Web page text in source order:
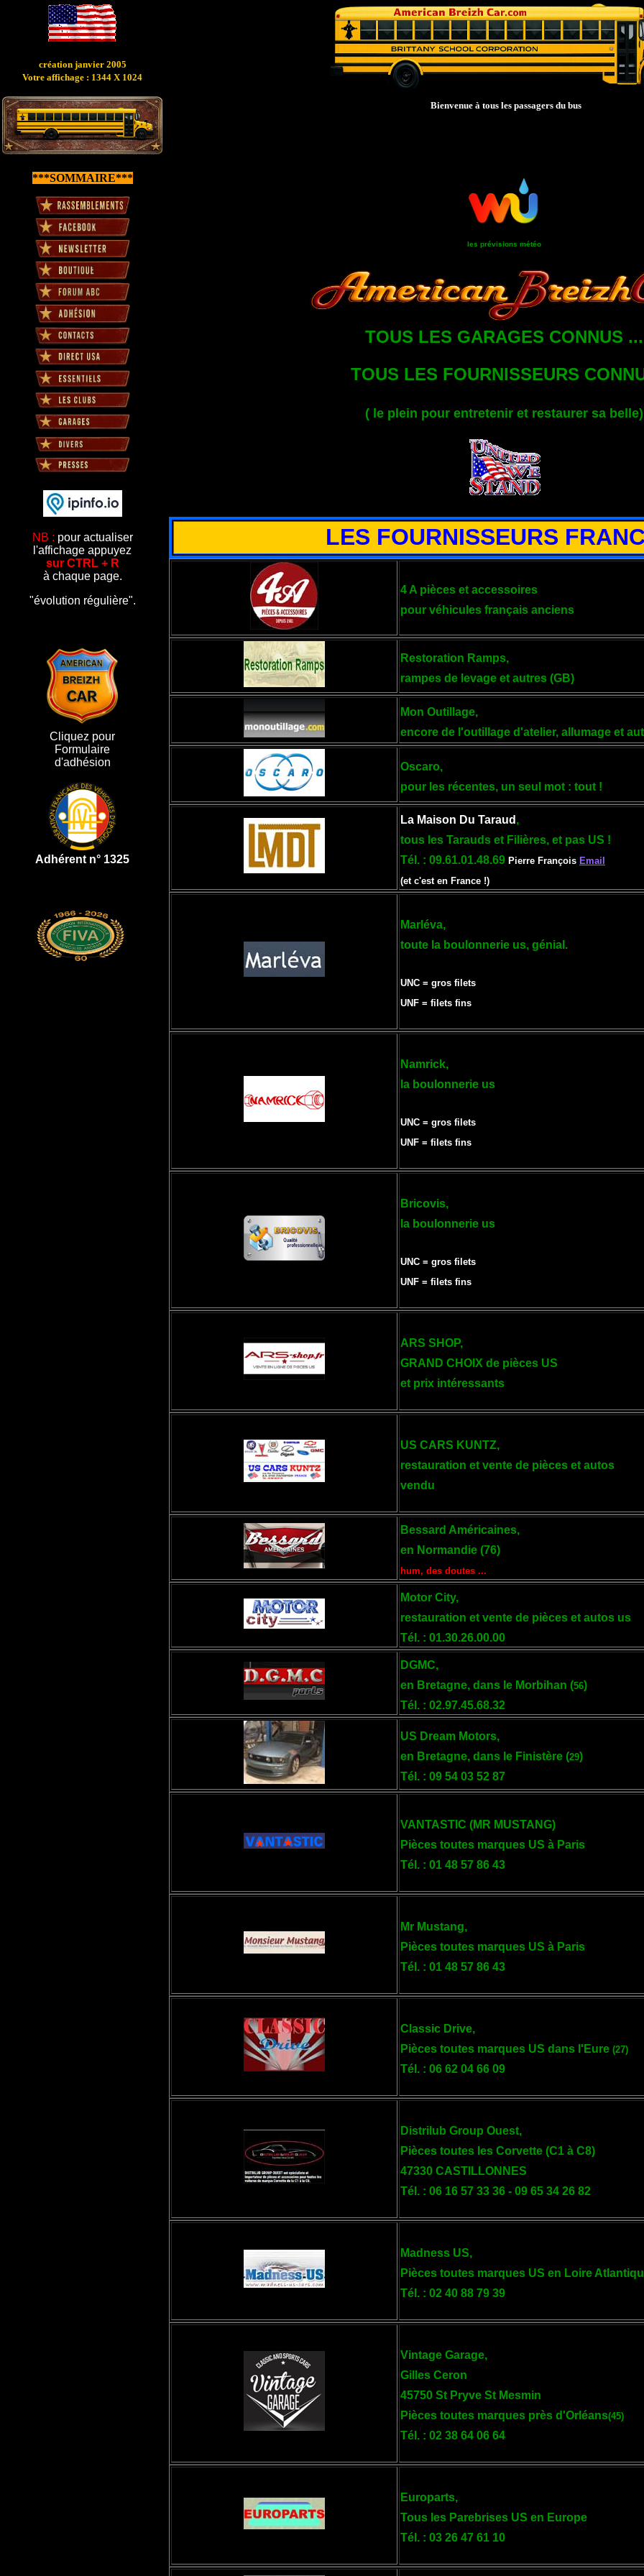
création janvier 2005
Votre affichage : 1344 X 1024
Bienvenue à tous les passagers du bus
***SOMMAIRE***
NB : pour actualiser
l'affichage appuyez
sur CTRL + R
à chaque page.
"évolution régulière".
Cliquez pour
Formulaire
d'adhésion
Adhérent n° 1325
les prévisions météo
TOUS LES GARAGES CONNUS ...
TOUS LES FOURNISSEURS
( le plein pour entretenir et restaurer sa belle)
LES FOURNISSEURS
4 A pièces et accessoires
pour véhicules français anciens
Restoration Ramps,
rampes de levage et autres (GB)
Mon Outillage,
encore de l'outillage d'atelier, allumage et
Oscaro,
pour les récentes, un seul mot : tout !
La Maison Du Taraud ,
tous les Tarauds et Filières, et pas US !
Tél. : 09.61.01.48.69 Pierre François Email
(et c'est en France !)
Marléva,
toute la boulonnerie us, génial.
UNC = gros filets
UNF = filets fins
Namrick,
la boulonnerie us
UNC = gros filets
UNF = filets fins
Bricovis,
la boulonnerie us
UNC = gros filets
UNF = filets fins
ARS SHOP,
GRAND CHOIX de pièces US
et prix intéressants
US CARS KUNTZ,
restauration et vente de pièces et autos
vendu
Bessard Américaines,
en Normandie (76)
hum, des doutes ...
Motor City,
restauration et vente de pièces et autos us
Tél. : 01.30.26.00.00
DGMC,
en Bretagne, dans le Morbihan (56)
Tél. : 02.97.45.68.32
US Dream Motors,
en Bretagne, dans le Finistère (29)
Tél. : 09 54 03 52 87
VANTASTIC (MR MUSTANG)
Pièces toutes marques US à Paris
Tél. : 01 48 57 86 43
Mr Mustang,
Pièces toutes marques US à Paris
Tél. : 01 48 57 86 43
Classic Drive,
Pièces toutes marques US dans l'Eure (27)
Tél. : 06 62 04 66 09
Distrilub Group Ouest,
Pièces toutes les Corvette (C1 à C8)
47330 CASTILLONNES
Tél. : 06 16 57 33 36 - 09 65 34 26 82
Madness US,
Pièces toutes marques US en Loire
Tél. : 02 40 88 79 39
Vintage Garage,
Gilles Ceron
45750 St Pryve St Mesmin
Pièces toutes marques près d'Orléans(45)
Tél. : 02 38 64 06 64
Europarts,
Tous les Parebrises US en Europe
Tél. : 03 26 47 61 10